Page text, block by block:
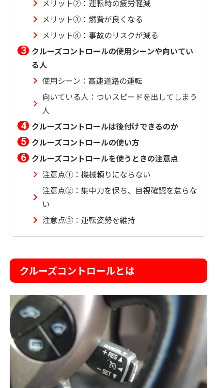
メリット②：運転時の疲労軽減
メリット③：燃費が良くなる
メリット④：事故のリスクが減る
クルーズコントロールの使用シーンや向いてい
る人
使用シーン：高速道路の運転
向いている人：ついスピードを出してしまう
人
クルーズコントロールは後付けできるのか
クルーズコントロールの使い方
クルーズコントロールを使うときの注意点
注意点①：機械頼りにならない
注意点②：集中力を保ち、目視確認を怠らな
い
注意点③：運転姿勢を維持
クルーズコントロールとは